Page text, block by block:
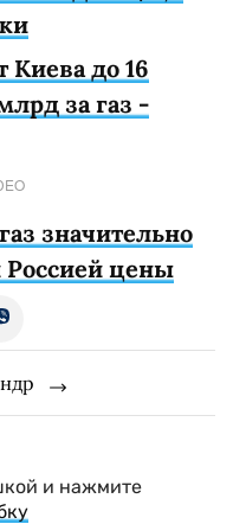
Киева до 16
за газ -
значительно
цены
и нажмите